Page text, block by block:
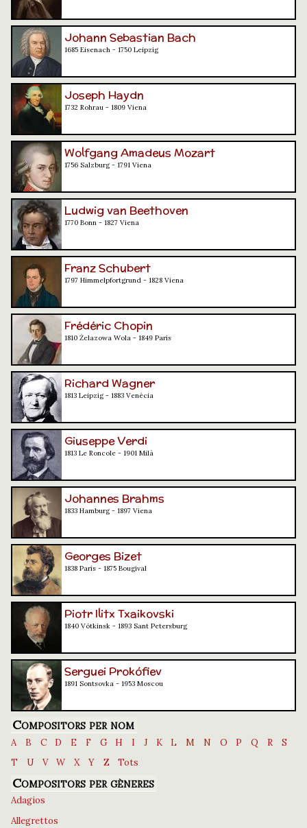
Johann Sebastian Bach
1685 Eisenach - 1750 Leipzig
Joseph Haydn
1732 Rohrau - 1809 Viena
Wolfgang Amadeus Mozart
1756 Salzburg - 1791 Viena
Ludwig van Beethoven
1770 Bonn - 1827 Viena
Franz Schubert
1797 Himmelpfortgrund - 1828 Viena
Frédéric Chopin
1810 Żelazowa Wola - 1849 París
Richard Wagner
1813 Leipzig - 1883 Venècia
Giuseppe Verdi
1813 Le Roncole - 1901 Milà
Johannes Brahms
1833 Hamburg - 1897 Viena
Georges Bizet
1838 París - 1875 Bougival
Piotr Ilitx Txaikovski
1840 Vótkinsk - 1893 Sant Petersburg
Serguei Prokófiev
1891 Sontsovka - 1953 Moscou
Compositors per nom
A B C D E F G H I J K L M N O P Q R
S
T
U V W X Y Z Tots
Compositors per gèneres
Adagios
Allegrettos